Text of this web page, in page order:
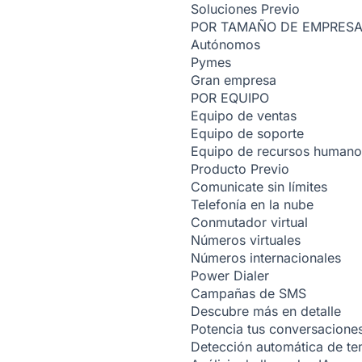
Soluciones Previo
POR TAMAÑO DE EMPRESA
Autónomos
Pymes
Gran empresa
POR EQUIPO
Equipo de ventas
Equipo de soporte
Equipo de recursos
Producto Previo
Comunicate sin límites
Telefonía en la nube
Conmutador virtual
Números virtuales
Números internacionales
Power Dialer
Campañas de SMS
Descubre más en detalle
Potencia tus
Detección automática de